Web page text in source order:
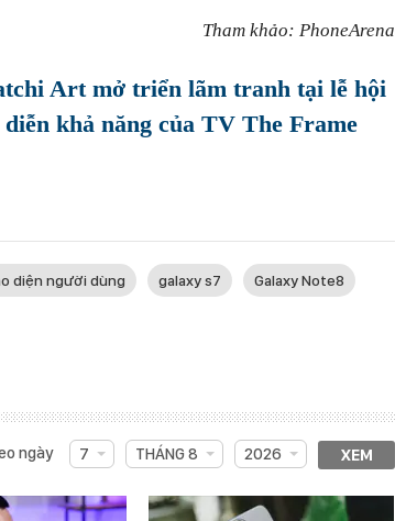
Tham khảo: PhoneArena
Art mở triển lãm tranh tại lễ hội
khả năng của TV The Frame
diện người dùng galaxy s7 Galaxy Note8
ngày 7 THÁNG 8 2026 XEM